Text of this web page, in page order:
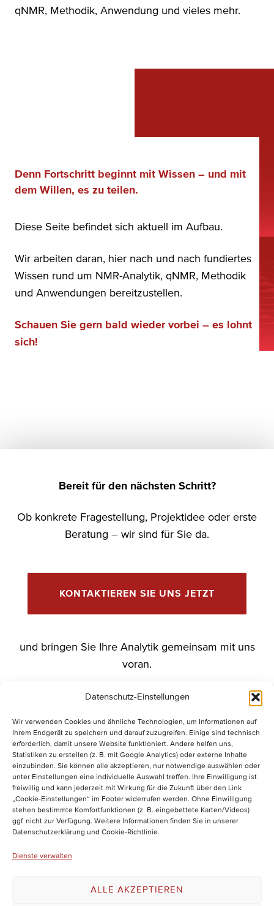
Datenschutz-Einstellungen
Wir verwenden Cookies und ähnliche Technologien, um Informationen auf
Ihrem Endgerät zu speichern und darauf zuzugreifen. Einige sind technisch
erforderlich, damit unsere Website funktioniert. Andere helfen uns,
Statistiken zu erstellen (z. B. mit Google Analytics) oder externe Inhalte
einzubinden. Sie können alle akzeptieren, nur notwendige auswählen oder
unter Einstellungen eine individuelle Auswahl treffen. Ihre Einwilligung ist
freiwillig und kann jederzeit mit Wirkung für die Zukunft über den Link
„Cookie-Einstellungen“ im Footer widerrufen werden. Ohne Einwilligung
stehen bestimmte Komfortfunktionen (z. B. eingebettete Karten/Videos)
ggf. nicht zur Verfügung. Weitere Informationen finden Sie in unserer
Datenschutzerklärung und Cookie-Richtlinie.
Dienste verwalten
ALLE AKZEPTIEREN
qNMR, Methodik, Anwendung und vieles mehr.
Denn Fortschritt beginnt mit Wissen – und mit
dem Willen, es zu teilen.
Diese Seite befindet sich aktuell im Aufbau.
Wir arbeiten daran, hier nach und nach fundiertes
Wissen rund um NMR-Analytik, qNMR, Methodik
und Anwendungen bereitzustellen.
Schauen Sie gern bald wieder vorbei – es lohnt
sich!
Bereit für den nächsten Schritt?
Ob konkrete Fragestellung, Projektidee oder erste
Beratung – wir sind für Sie da.
KONTAKTIEREN SIE UNS JETZT
und bringen Sie Ihre Analytik gemeinsam mit uns
voran.
IMPRESSUM